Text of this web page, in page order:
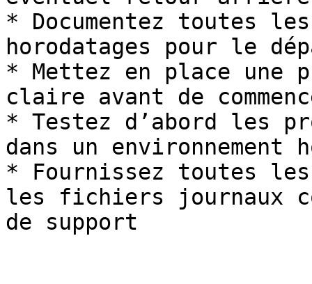
* Documentez toutes
horodatages pour le
* Mettez en place une
claire avant de
* Testez d’abord les
dans un environnement
* Fournissez toutes
les fichiers journaux
de support